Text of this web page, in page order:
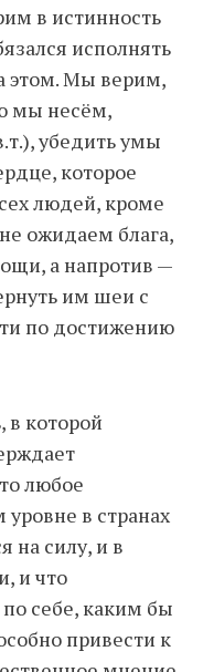
в истинность
исполнять
этом. Мы верим,
мы несём,
убедить умы
которое
людей, кроме
ожидаем блага,
а напротив —
им шеи с
по достижению
в которой
любое
в странах
на силу, и в
и что
себе, каким бы
привести к